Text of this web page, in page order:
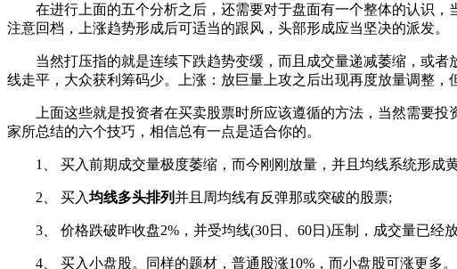
在进行上面的五个分析之后，还需要对于盘面有一个整体的认识，
注意回档，上涨趋势形成后可适当的跟风，头部形成应当坚决的派发。
当然打压指的就是连续下跌趋势变缓，而且成交量递减萎缩，或者
线走平，大众获利筹码少。上涨：放巨量上攻之后出现再度放量调整，
上面这些就是投资者在买卖股票时所应该遵循的方法，当然需要投
家所总结的六个技巧，相信总有一点是适合你的。
1、 买入前期成交量极度萎缩，而今刚刚放量，并且均线系统形成黄
2、 买入均线多头排列并且周均线有反弹那或突破的股票;
3、 价格跌破昨收盘2%，并受均线(30日、60日)压制，成交量已经
4、 买入小盘股。同样的题材，普通股涨10%，而小盘股可涨更多。